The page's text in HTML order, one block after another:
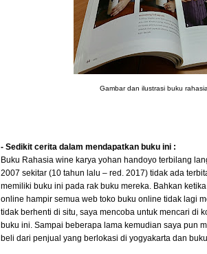
Gambar dan ilustrasi buku
- Sedikit cerita dalam mendapatkan buku ini :
Buku Rahasia wine karya yohan handoyo terbilang
2007 sekitar (10 tahun lalu – red. 2017) tidak ada
memiliki buku ini pada rak buku mereka. Bahkan
online hampir semua web toko buku online tidak lagi
tidak berhenti di situ, saya mencoba untuk mencari di
buku ini. Sampai beberapa lama kemudian saya pun
beli dari penjual yang berlokasi di yogyakarta dan